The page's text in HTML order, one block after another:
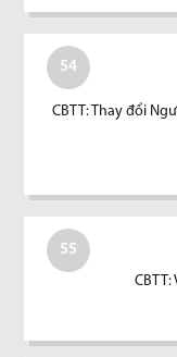
54
CBTT: Thay đổi
55